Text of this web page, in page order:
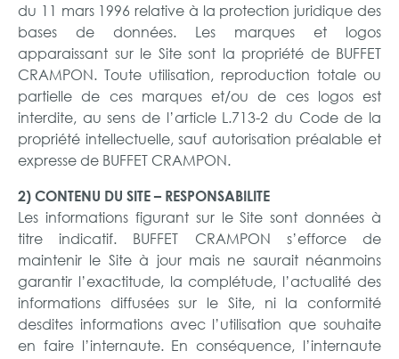
du 11 mars 1996 relative à la protection juridique des
bases de données. Les marques et logos
apparaissant sur le Site sont la propriété de BUFFET
CRAMPON. Toute utilisation, reproduction totale ou
partielle de ces marques et/ou de ces logos est
interdite, au sens de l’article L.713-2 du Code de la
propriété intellectuelle, sauf autorisation préalable et
expresse de BUFFET CRAMPON.
2) CONTENU DU SITE – RESPONSABILITE
Les informations figurant sur le Site sont données à
titre indicatif. BUFFET CRAMPON s’efforce de
maintenir le Site à jour mais ne saurait néanmoins
garantir l’exactitude, la complétude, l’actualité des
informations diffusées sur le Site, ni la conformité
desdites informations avec l’utilisation que souhaite
en faire l’internaute. En conséquence, l’internaute